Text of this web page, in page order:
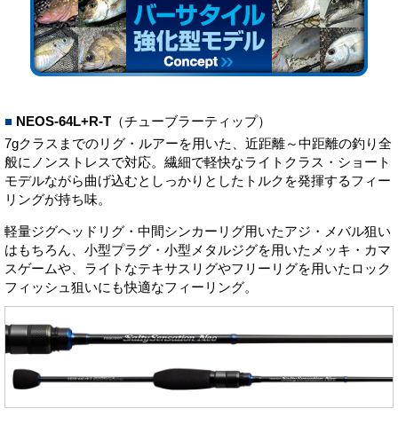
■ NEOS-64L+R-T （チューブラーティップ）
7gクラスまでのリグ・ルアーを用いた、近距離～中距離の釣り全
般にノンストレスで対応。繊細で軽快なライトクラス・ショート
モデルながら曲げ込むとしっかりとしたトルクを発揮するフィー
リングが持ち味。
軽量ジグヘッドリグ・中間シンカーリグ用いたアジ・メバル狙い
はもちろん、小型プラグ・小型メタルジグを用いたメッキ・カマ
スゲームや、ライトなテキサスリグやフリーリグを用いたロック
フィッシュ狙いにも快適なフィーリング。